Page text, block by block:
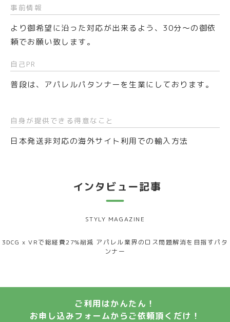
事前情報
より御希望に沿った対応が出来るよう、30分～の御依
頼でお願い致します。
自己PR
普段は、アパレルパタンナーを生業にしております。
自身が提供できる得意なこと
日本発送非対応の海外サイト利用での輸入方法
インタビュー記事
STYLY MAGAZINE
3DCG x VRで総経費27%削減 アパレル業界のロス問題解消を目指すパタ
ンナー
ご利用はかんたん！
お申し込みフォームからご依頼頂くだけ！